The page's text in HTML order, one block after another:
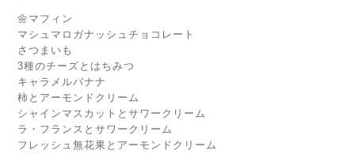
🌼マフィン
マシュマロガナッシュチョコレート
さつまいも
3種のチーズとはちみつ
キャラメルバナナ
柿とアーモンドクリーム
シャインマスカットとサワークリーム
ラ・フランスとサワークリーム
フレッシュ無花果とアーモンドクリーム